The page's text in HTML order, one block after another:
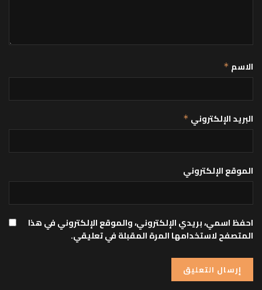
الاسم *
البريد الإلكتروني *
الموقع الإلكتروني
احفظ اسمي، بريدي الإلكتروني، والموقع الإلكتروني في هذا
المتصفح لاستخدامها المرة المقبلة في تعليقي.